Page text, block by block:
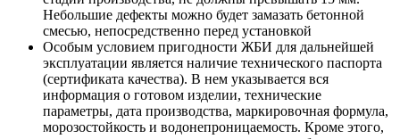
Небольшие дефекты можно будет замазать бетонной
смесью, непосредственно перед установкой
Особым условием пригодности ЖБИ для дальнейшей
эксплуатации является наличие технического паспорта
(сертификата качества). В нем указывается вся
информация о готовом изделии, технические
параметры, дата производства, маркировочная формула,
морозостойкость и водонепроницаемость. Кроме этого,